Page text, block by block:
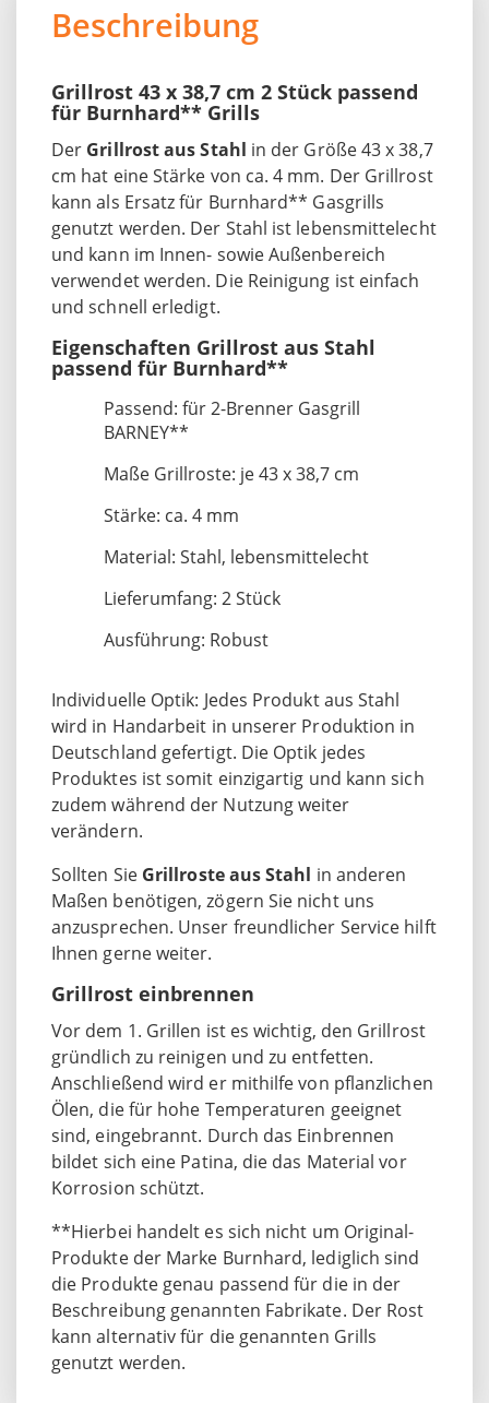
Beschreibung
Grillrost 43 x 38,7 cm 2 Stück passend
für Burnhard** Grills
Der Grillrost aus Stahl in der Größe 43 x 38,7
cm hat eine Stärke von ca. 4 mm. Der Grillrost
kann als Ersatz für Burnhard** Gasgrills
genutzt werden. Der Stahl ist lebensmittelecht
und kann im Innen- sowie Außenbereich
verwendet werden. Die Reinigung ist einfach
und schnell erledigt.
Eigenschaften Grillrost aus Stahl
passend für Burnhard**
Passend: für 2-Brenner Gasgrill
BARNEY**
Maße Grillroste: je 43 x 38,7 cm
Stärke: ca. 4 mm
Material: Stahl, lebensmittelecht
Lieferumfang: 2 Stück
Ausführung: Robust
Individuelle Optik: Jedes Produkt aus Stahl
wird in Handarbeit in unserer Produktion in
Deutschland gefertigt. Die Optik jedes
Produktes ist somit einzigartig und kann sich
zudem während der Nutzung weiter
verändern.
Sollten Sie Grillroste aus Stahl in anderen
Maßen benötigen, zögern Sie nicht uns
anzusprechen. Unser freundlicher Service hilft
Ihnen gerne weiter.
Grillrost einbrennen
Vor dem 1. Grillen ist es wichtig, den Grillrost
gründlich zu reinigen und zu entfetten.
Anschließend wird er mithilfe von pflanzlichen
Ölen, die für hohe Temperaturen geeignet
sind, eingebrannt. Durch das Einbrennen
bildet sich eine Patina, die das Material vor
Korrosion schützt.
**Hierbei handelt es sich nicht um Original-
Produkte der Marke Burnhard, lediglich sind
die Produkte genau passend für die in der
Beschreibung genannten Fabrikate. Der Rost
kann alternativ für die genannten Grills
genutzt werden.